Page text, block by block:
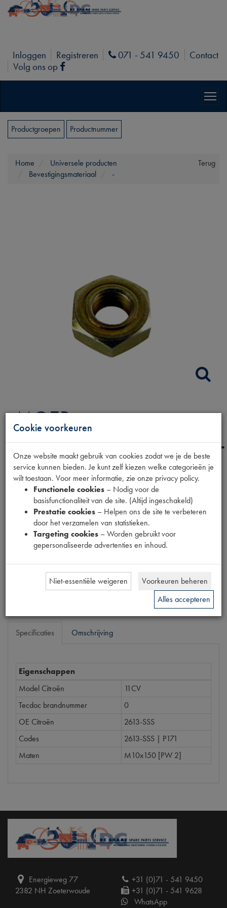
Inloggen Registreren Phone
071 - 541 9450
Contact
Volg ons op
Facebook
Productgroepen Productnummer
Terug
Home
Universele producten
Bevestigingsmateriaal
-
MOER
SCHAKELSTANGKOGEL
RDRD
Productnummer
6030143
1,89 (€1,56 excl. btw)
Specificaties Omschrijving
Eigenschappen
Model Citroën
11CV
Tecdoc brandnummer
0
OE Citroën
2613-SSS
Codes
2613-SSS | P171
Maten
M10x150 [PW 2]
Energieweg 77
2382 NH Zoeterwoude
+31 (0)71 - 541 9450
+31 (0)71 - 541 9628
WhatsApp
Cookie voorkeuren
Onze website maakt gebruik van cookies zodat we je de beste
service kunnen bieden. Je kunt zelf kiezen welke categorieën je
wilt toestaan. Voor meer informatie, zie onze privacy policy.
Functionele cookies – Nodig voor de
basisfunctionaliteit van de site. (Altijd ingeschakeld)
Prestatie cookies – Helpen ons de site te verbeteren
door het verzamelen van statistieken.
Targeting cookies – Worden gebruikt voor
gepersonaliseerde advertenties en inhoud.
Niet-essentiële weigeren
Voorkeuren beheren
Alles accepteren